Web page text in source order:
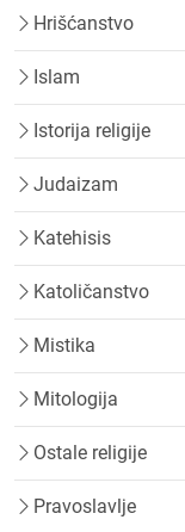
Hrišćanstvo
Islam
Istorija religije
Judaizam
Katehisis
Katoličanstvo
Mistika
Mitologija
Ostale religije
Pravoslavlje